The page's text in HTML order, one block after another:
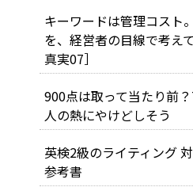
キーワードは管理コスト
を、経営者の目線で考え
真実07］
900点は取って当たり前
人の熱にやけどしそう
英検2級のライティング
参考書